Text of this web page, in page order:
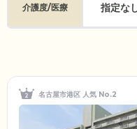
介護度/医療 指定な
名古屋市港区 人気 No.2